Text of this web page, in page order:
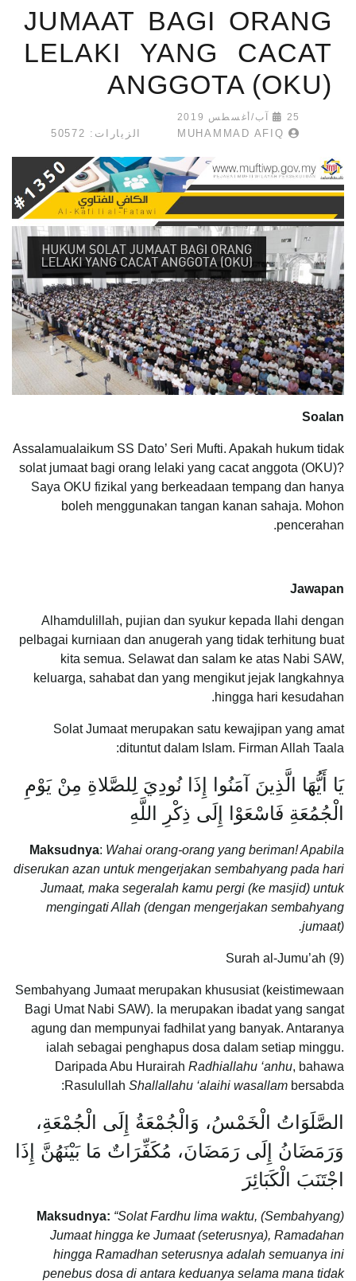
JUMAAT BAGI ORANG
LELAKI YANG CACAT
ANGGOTA (OKU)
25 آب/أغسطس 2019
MUHAMMAD AFIQ الزيارات: 50572
Soalan
Assalamualaikum SS Dato’ Seri Mufti. Apakah hukum tidak
solat jumaat bagi orang lelaki yang cacat anggota (OKU)?
Saya OKU fizikal yang berkeadaan tempang dan hanya
boleh menggunakan tangan kanan sahaja. Mohon
pencerahan.
Jawapan
Alhamdulillah, pujian dan syukur kepada Ilahi dengan
pelbagai kurniaan dan anugerah yang tidak terhitung buat
kita semua. Selawat dan salam ke atas Nabi SAW,
keluarga, sahabat dan yang mengikut jejak langkahnya
hingga hari kesudahan.
Solat Jumaat merupakan satu kewajipan yang amat
dituntut dalam Islam. Firman Allah Taala:
يَا أَيُّهَا الَّذِينَ آمَنُوا إِذَا نُودِيَ لِلصَّلاةِ مِنْ يَوْمِ
الْجُمُعَةِ فَاسْعَوْا إِلَى ذِكْرِ اللَّهِ
Maksudnya: Wahai orang-orang yang beriman! Apabila
diserukan azan untuk mengerjakan sembahyang pada hari
Jumaat, maka segeralah kamu pergi (ke masjid) untuk
mengingati Allah (dengan mengerjakan sembahyang
jumaat).
Surah al-Jumu’ah (9)
Sembahyang Jumaat merupakan khususiat (keistimewaan
Bagi Umat Nabi SAW). Ia merupakan ibadat yang sangat
agung dan mempunyai fadhilat yang banyak. Antaranya
ialah sebagai penghapus dosa dalam setiap minggu.
Daripada Abu Hurairah Radhiallahu ‘anhu, bahawa
Rasulullah Shallallahu ‘alaihi wasallam bersabda:
الصَّلَوَاتُ الْخَمْسُ، وَالْجُمْعَةُ إِلَى الْجُمْعَةِ،
وَرَمَضَانُ إِلَى رَمَضَانَ، مُكَفِّرَاتٌ مَا بَيْنَهُنَّ إِذَا
اجْتَنَبَ الْكَبَائِرَ
Maksudnya: “Solat Fardhu lima waktu, (Sembahyang)
Jumaat hingga ke Jumaat (seterusnya), Ramadahan
hingga Ramadhan seterusnya adalah semuanya ini
penebus dosa di antara keduanya selama mana tidak